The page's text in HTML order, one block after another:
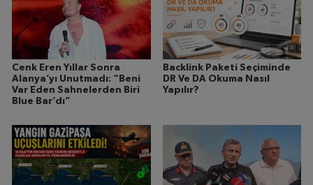
Cenk Eren Yıllar Sonra
Alanya’yı Unutmadı: “Beni
Var Eden Sahnelerden Biri
Blue Bar’dı”
Backlink Paketi Seçiminde
DR Ve DA Okuma Nasıl
Yapılır?